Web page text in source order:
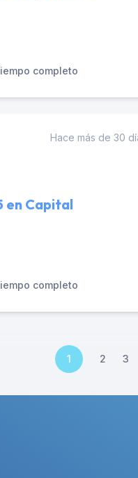
completo
Hace más de 30
en Capital
completo
1 2 3